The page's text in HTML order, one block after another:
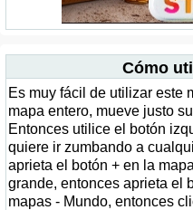
Cómo
Es muy fácil de utilizar este
mapa entero, mueve justo
Entonces utilice el botón
quiere ir zumbando a
aprieta el botón + en la
grande, entonces aprieta el
mapas - Mundo, entonces